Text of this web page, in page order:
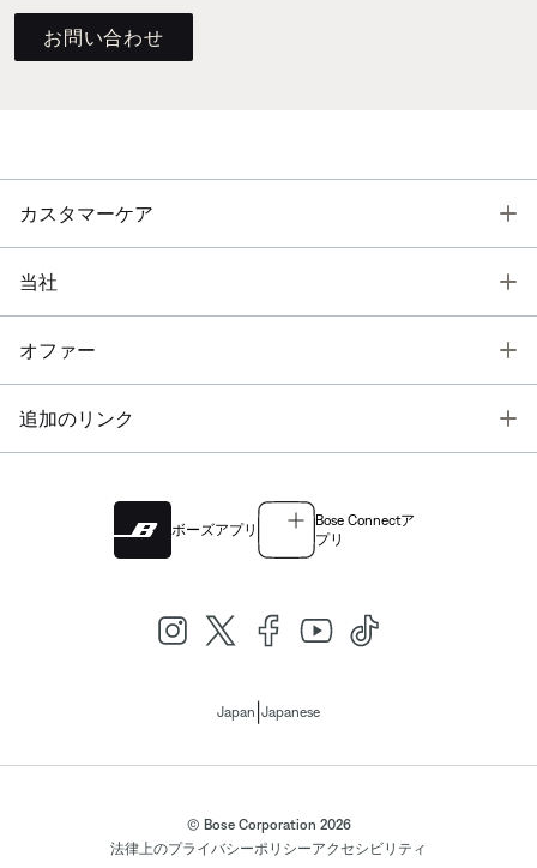
お問い合わせ
カスタマーケア
当社
オファー
追加のリンク
ボーズアプリ
Bose Connectア
プリ
Japan Japanese
© Bose Corporation 2026
法律上のプライバシーポリシーアクセシビリティ